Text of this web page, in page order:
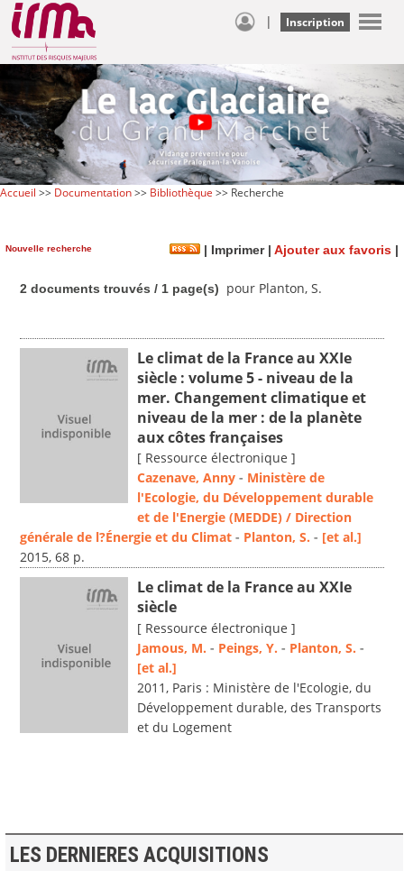
| Inscription
Accueil >> Documentation>> Bibliothèque >> Recherche
Nouvelle recherche | Imprimer| Ajouter aux favoris |
2 documents trouvés / 1 page(s) pour Planton, S.
Le climat de la France au XXIe
siècle : volume 5 - niveau de la
mer. Changement climatique et
niveau de la mer : de la planète
aux côtes françaises
[ Ressource électronique ]
Cazenave, Anny - Ministère de
l'Ecologie, du Développement durable
et de l'Energie (MEDDE) / Direction
générale de l?Énergie et du Climat - Planton, S. - [et al.]
2015, 68 p.
Le climat de la France au XXIe
siècle
[ Ressource électronique ]
Jamous, M. - Peings, Y. - Planton, S. -
[et al.]
2011, Paris : Ministère de l'Ecologie, du
Développement durable, des Transports
et du Logement
LES DERNIERES ACQUISITIONS